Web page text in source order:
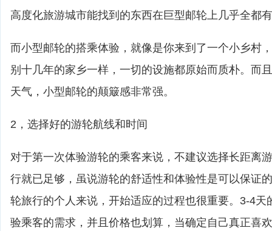
高度化旅游城市能找到的东西在巨型邮轮上几乎全都
而小型邮轮的搭乘体验，就像是你来到了一个小乡村
别十几年的家乡一样，一切的设施都原始而质朴。而
天气，小型邮轮的颠簸感非常强。
2，选择好的游轮航线和时间
对于第一次体验游轮的乘客来说，不建议选择长距离
行就已足够，虽说游轮的舒适性和体验性是可以保证
轮旅行的个人来说，开始适应的过程也很重要。3-4天
验乘客的需求，并且价格也划算，当确定自己真正喜